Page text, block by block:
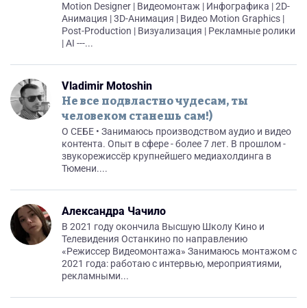
Motion Designer | Видеомонтаж | Инфографика | 2D-
Анимация | 3D-Анимация | Видео Motion Graphics |
Post-Production | Визуализация | Рекламные ролики
| AI ---...
Vladimir Motoshin
Не все подвластно чудесам, ты
человеком станешь сам!)
О СЕБЕ • Занимаюсь производством аудио и видео
контента. Опыт в сфере - более 7 лет. В прошлом -
звукорежиссёр крупнейшего медиахолдинга в
Тюмени....
Александра Чачило
В 2021 году окончила Высшую Школу Кино и
Телевидения Останкино по направлению
«Режиссер Видеомонтажа» Занимаюсь монтажом с
2021 года: работаю с интервью, мероприятиями,
рекламными...